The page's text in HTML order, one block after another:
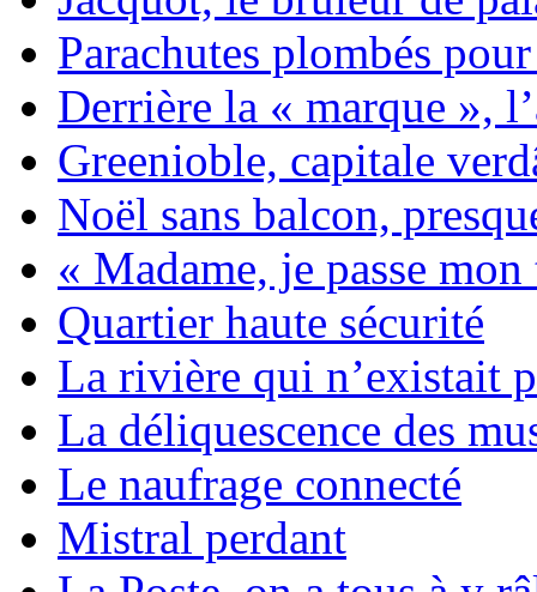
Parachutes plombés
Derrière la « marque »,
Greenioble, capitale
Noël sans balcon,
« Madame, je passe
Quartier haute sécurité
La rivière qui n’existait
La déliquescence des
Le naufrage connecté
Mistral perdant